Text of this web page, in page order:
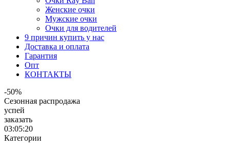
Женские очки
Мужские очки
Очки для водителей
9 причин купить у нас
Доставка и оплата
Гарантия
Опт
КОНТАКТЫ
-50%
Сезонная распродажа
успей
заказать
03:05:20
Категории